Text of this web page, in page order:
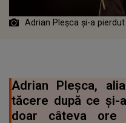
Adrian Pleșca și-a
Adrian Pleșca,
tăcere după ce și-
doar câteva ore